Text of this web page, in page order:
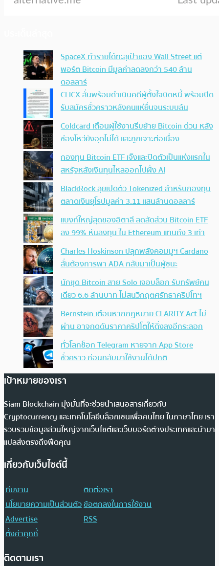
SpaceX ทำรายได้ทะลุเป้าของ Wall Street แต่
พอร์ต Bitcoin มีมูลค่าลดลงกว่า 540 ล้าน
ดอลลาร์
CLICX ลั่นพร้อมดำเนินคดีผู้ตั้งใจบิดหนี้ พร้อมปิด
รับสมัครชั่วคราวหลังคนแห่ยื่นจนระบบล้น
Coldcard เตือนผู้ใช้งานรีบย้าย Bitcoin ด่วน หลัง
ช่องโหว่ยังอุดไม่ได้ และถูกเจาะต่อเนื่อง
กองทุน Bitcoin ETF เจ๊งและปิดตัวเป็นแห่งแรกใน
สหรัฐหลังเงินทุนไหลออกไปฝั่ง AI
BlackRock ลุยเปิดตัว Tokenized สำหรับกองทุน
ตลาดเงินยุโรปมูลค่า 3.11 แสนล้านดอลลาร์
แบงก์ใหญ่สุดของอิตาลี ลดสัดส่วน Bitcoin ETF
ลง 99% หันลงทุน ใน Ethereum แทนถึง 3 เท่า
Charles Hoskinson ปลุกพลังคอมมูฯ Cardano
ลั่นต้องการพา ADA กลับมาเป็นผู้ชนะ
นักขุด Bitcoin สาย Solo เจอบล็อก รับทรัพย์คน
เดียว 6.6 ล้านบาท ไม่สนวิกฤตศรัทธาคริปโทฯ
Bernstein เตือนหากกฎหมาย CLARITY Act ไม่
ผ่าน อาจกดดันราคาคริปโตให้ดิ่งลงอีกระลอก
ทั่วโลกช็อก Telegram หายจาก App Store
ชั่วคราว ก่อนกลับมาใช้งานได้ปกติ
เป้าหมายของเรา
Siam Blockchain มุ่งมั่นที่จะช่วยนำเสนอสารเกี่ยวกับ
Cryptocurrency และเทคโนโลยีบล็อกเชนเพื่อคนไทย ในภาษาไทย เรา
รวบรวมข้อมูลส่วนใหญ่จากเว็บไซต์และเว็บบอร์ดต่างประเทศและนำมา
แปลส่งตรงถึงฟีดคุณ
เกี่ยวกับเว็บไซต์นี้
ทีมงาน
ติดต่อเรา
นโยบายความเป็นส่วนตัวข้อตกลงในการใช้งาน
Advertise
RSS
ตั้งค่าคุกกี้
ติดตามเรา